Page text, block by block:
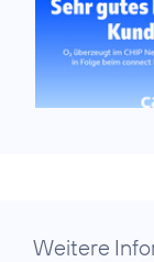
Weitere